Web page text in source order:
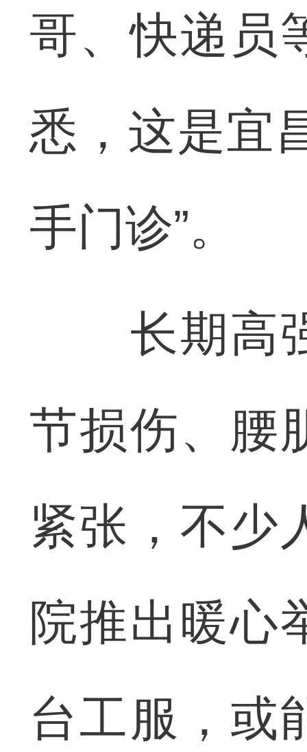
哥、快递员
悉，这是宜
手门诊”。
长期高强
节损伤、腰
紧张，不少
院推出暖心
台工服，或